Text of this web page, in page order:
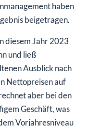
haben
beigetragen.
diesem Jahr 2023
und ließ
Ausblick nach
Nettopreisen auf
aber bei den
Geschäft, was
Vorjahresniveau